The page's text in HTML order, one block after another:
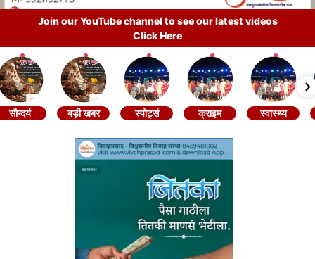
Join our YouTube channel to see our latest videos
Click Here
सौन्दर्य बड़ी खबर स्पोर्ट्स क्राइम स्वास्थ्य